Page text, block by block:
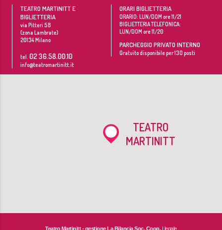
TEATRO MARTINITT E
BIGLIETTERIA
via Pitteri 58
(zona Lambrate)
20134Milano
tel. 02 36.58.00.10
info@teatromartinitt.it
ORARI BIGLIETTERIA
ORARIO: LUN/DOM ore 11/21
BIGLIETTERIA TELEFONICA:
LUN/DOM ore 11/20
PARCHEGGIO PRIVATO INTERNO
Gratuito disponibile per 130 posti
TEATRO
MARTINITT
Teatro Martinitt - gestione La Bilancia Soc. Coop.| legale